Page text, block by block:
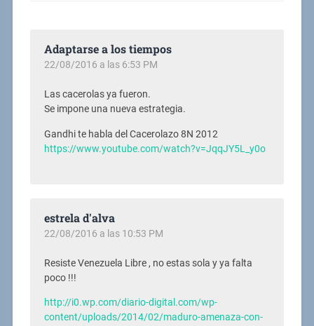
Adaptarse a los tiempos
22/08/2016 a las 6:53 PM
Las cacerolas ya fueron.
Se impone una nueva estrategia.
Gandhi te habla del Cacerolazo 8N 2012
https://www.youtube.com/watch?v=JqqJY5L_y0o
estrela d'alva
22/08/2016 a las 10:53 PM
Resiste Venezuela Libre , no estas sola y ya falta
poco !!!
http://i0.wp.com/diario-digital.com/wp-
content/uploads/2014/02/maduro-amenaza-con-